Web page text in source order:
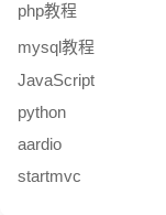
php教程
mysql教程
JavaScript
python
aardio
startmvc